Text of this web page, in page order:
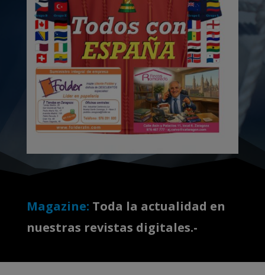
Magazine: Toda la actualidad en
nuestras revistas digitales.-